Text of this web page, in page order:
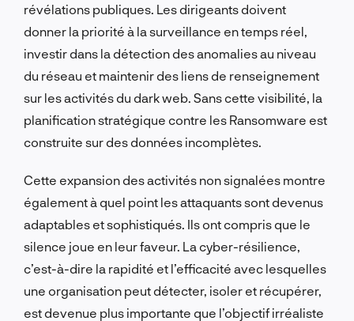
révélations publiques. Les dirigeants doivent
donner la priorité à la surveillance en temps réel,
investir dans la détection des anomalies au niveau
du réseau et maintenir des liens de renseignement
sur les activités du dark web. Sans cette visibilité, la
planification stratégique contre les Ransomware est
construite sur des données incomplètes.
Cette expansion des activités non signalées montre
également à quel point les attaquants sont devenus
adaptables et sophistiqués. Ils ont compris que le
silence joue en leur faveur. La cyber-résilience,
c’est-à-dire la rapidité et l’efficacité avec lesquelles
une organisation peut détecter, isoler et récupérer,
est devenue plus importante que l’objectif irréaliste